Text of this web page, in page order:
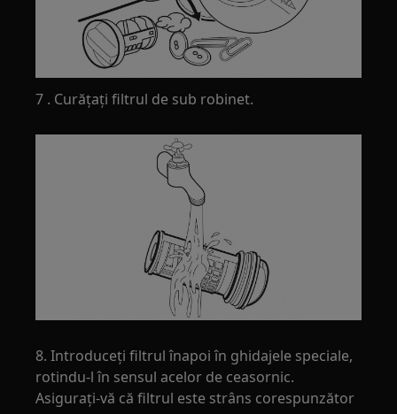
7 . Curăţaţi filtrul de sub robinet.
8. Introduceți filtrul înapoi în ghidajele speciale,
rotindu-l în sensul acelor de ceasornic.
Asigurați-vă că filtrul este strâns corespunzător